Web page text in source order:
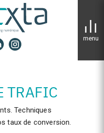
TRAFIC
Techniques
taux de conversion.